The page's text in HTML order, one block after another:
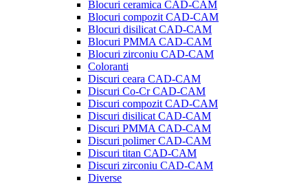
Blocuri ceramica CAD-CAM
Blocuri compozit CAD-CAM
Blocuri disilicat CAD-CAM
Blocuri PMMA CAD-CAM
Blocuri zirconiu CAD-CAM
Coloranti
Discuri ceara CAD-CAM
Discuri Co-Cr CAD-CAM
Discuri compozit CAD-CAM
Discuri disilicat CAD-CAM
Discuri PMMA CAD-CAM
Discuri polimer CAD-CAM
Discuri titan CAD-CAM
Discuri zirconiu CAD-CAM
Diverse